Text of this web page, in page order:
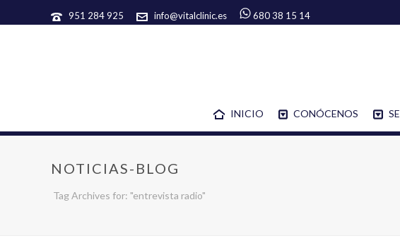
951 284 925 info@vitalclinic.es 680 38 15 14
INICIO CONÓCENOS
NOTICIAS-BLOG
Tag Archives for: "entrevista radio"